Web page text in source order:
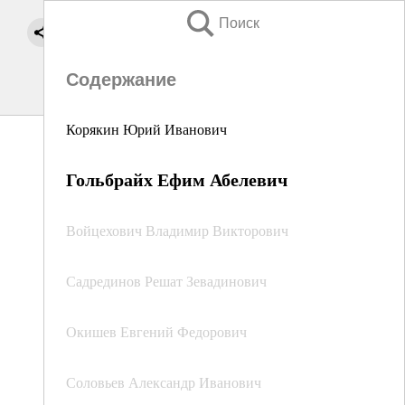
Поиск
Содержание
Корякин Юрий Иванович
Гольбрайх Ефим Абелевич
Войцехович Владимир Викторович
Садрединов Решат Зевадинович
Окишев Евгений Федорович
Соловьев Александр Иванович